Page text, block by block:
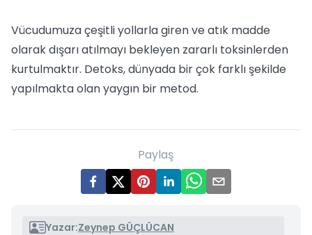
Vücudumuza çeşitli yollarla giren ve atık madde
olarak dışarı atılmayı bekleyen zararlı toksinlerden
kurtulmaktır. Detoks, dünyada bir çok farklı şekilde
yapılmakta olan yaygın bir metod.
Paylaş
Yazar:Zeynep GÜÇLÜCAN